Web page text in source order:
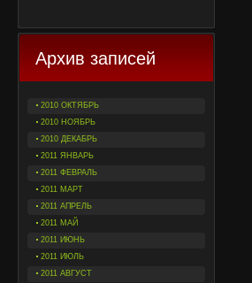
Архив записей
2010 ОКТЯБРЬ
2010 НОЯБРЬ
2010 ДЕКАБРЬ
2011 ЯНВАРЬ
2011 ФЕВРАЛЬ
2011 МАРТ
2011 АПРЕЛЬ
2011 МАЙ
2011 ИЮНЬ
2011 ИЮЛЬ
2011 АВГУСТ